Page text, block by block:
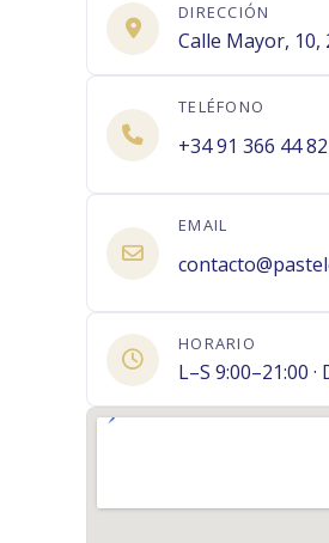
DIRECCIÓN
Calle Mayor, 10,
TELÉFONO
+34 91 366 44 82
EMAIL
HORARIO
L–S 9:00–21:00 ·